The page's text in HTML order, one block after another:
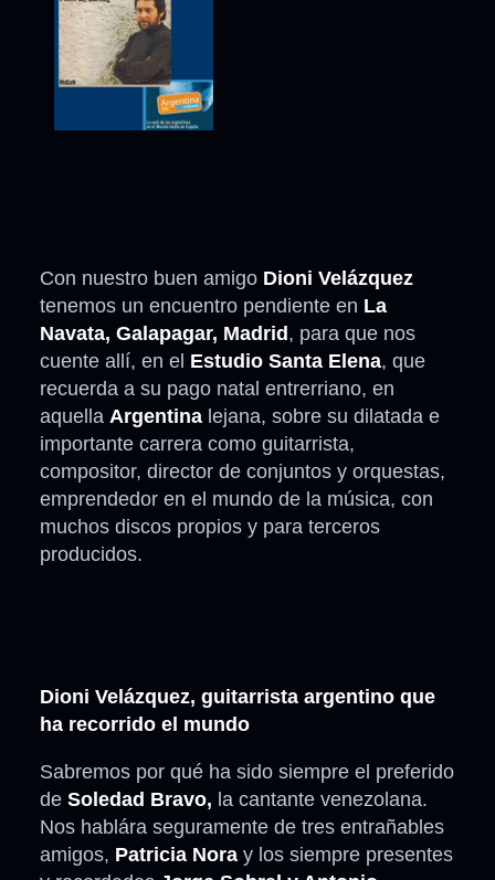
Con nuestro buen amigo Dioni Velázquez
tenemos un encuentro pendiente en La
Navata, Galapagar, Madrid , para que nos
cuente allí, en el Estudio Santa Elena, que
recuerda a su pago natal entrerriano, en
aquella Argentina lejana, sobre su dilatada e
importante carrera como guitarrista,
compositor, director de conjuntos y orquestas,
emprendedor en el mundo de la música, con
muchos discos propios y para terceros
producidos.
Dioni Velázquez, guitarrista argentino que
ha recorrido el mundo
Sabremos por qué ha sido siempre el preferido
de Soledad Bravo, la cantante venezolana.
Nos hablára seguramente de tres entrañables
amigos, Patricia Nora y los siempre presentes